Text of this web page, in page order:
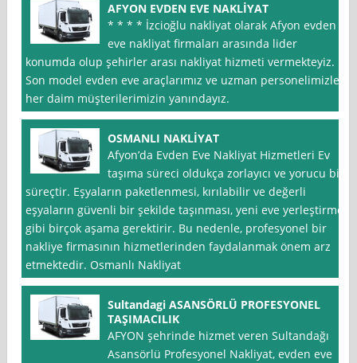
AFYON EVDEN EVE NAKLİYAT
* * * * İzcioğlu nakliyat olarak Afyon evden
eve nakliyat firmaları arasında lider
konumda olup şehirler arası nakliyat hizmeti vermekteyiz.
Son model evden eve araçlarımız ve uzman personelimizle
her daim müşterilerimizin yanındayız.
OSMANLI NAKLİYAT
Afyon’da Evden Eve Nakliyat Hizmetleri Ev
taşıma süreci oldukça zorlayıcı ve yorucu bir
süreçtir. Eşyaların paketlenmesi, kırılabilir ve değerli
eşyaların güvenli bir şekilde taşınması, yeni eve yerleştirme
gibi birçok aşama gerektirir. Bu nedenle, profesyonel bir
nakliye firmasının hizmetlerinden faydalanmak önem arz
etmektedir. Osmanlı Nakliyat
Sultandagi ASANSÖRLÜ PROFESYONEL
TAŞIMACILIK
AFYON şehrinde hizmet veren Sultandağı
Asansörlü Profesyonel Nakliyat, evden eve